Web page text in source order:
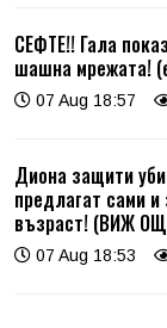
СЕФТЕ!! Гала
шашна мрежата!
07 Aug 18:57
Диона защити
предлагат сами
възраст! (ВИЖ
07 Aug 18:53